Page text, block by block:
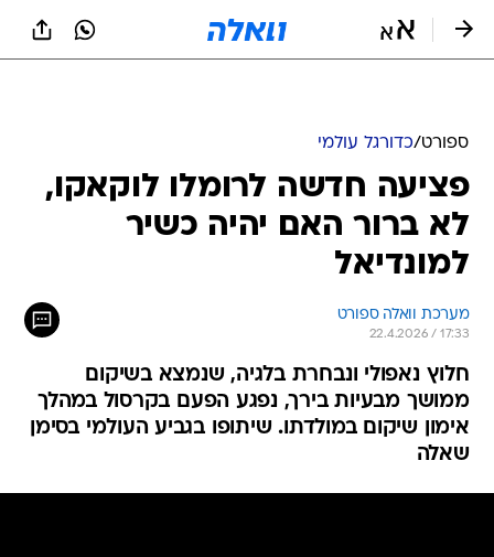
ספורט/כדורגל עולמי
פציעה חדשה לרומלו לוקאקו,
לא ברור האם יהיה כשיר
למונדיאל
מערכת וואלה ספורט
22.4.2026 / 17:33
חלוץ נאפולי ונבחרת בלגיה, שנמצא בשיקום
ממושך מבעיות בירך, נפגע הפעם בקרסול במהלך
אימון שיקום במולדתו. שיתופו בגביע העולמי בסימן
שאלה